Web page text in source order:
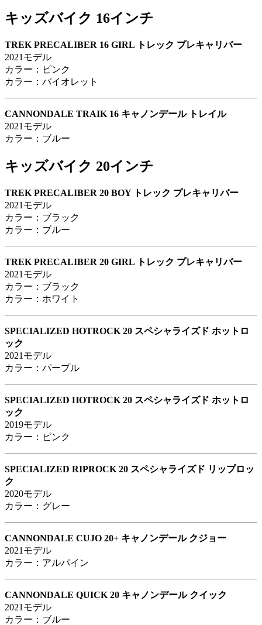
キッズバイク 16インチ
TREK PRECALIBER 16 GIRL トレック プレキャリバー
2021モデル
カラー：ピンク
カラー：バイオレット
CANNONDALE TRAIK 16 キャノンデール トレイル
2021モデル
カラー：ブルー
キッズバイク 20インチ
TREK PRECALIBER 20 BOY トレック プレキャリバー
2021モデル
カラー：ブラック
カラー：ブルー
TREK PRECALIBER 20 GIRL トレック プレキャリバー
2021モデル
カラー：ブラック
カラー：ホワイト
SPECIALIZED HOTROCK 20 スペシャライズド ホットロ
ック
2021モデル
カラー：パープル
SPECIALIZED HOTROCK 20 スペシャライズド ホットロ
ック
2019モデル
カラー：ピンク
SPECIALIZED RIPROCK 20 スペシャライズド リップロッ
ク
2020モデル
カラー：グレー
CANNONDALE CUJO 20+ キャノンデール クジョー
2021モデル
カラー：アルパイン
CANNONDALE QUICK 20 キャノンデール クイック
2021モデル
カラー：ブルー